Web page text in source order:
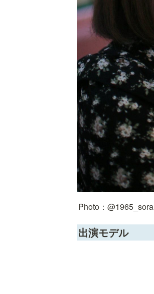
Photo：@1965_sora
出演モデル